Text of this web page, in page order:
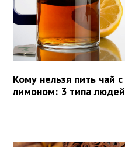
Кому нельзя пить чай с
лимоном: 3 типа людей